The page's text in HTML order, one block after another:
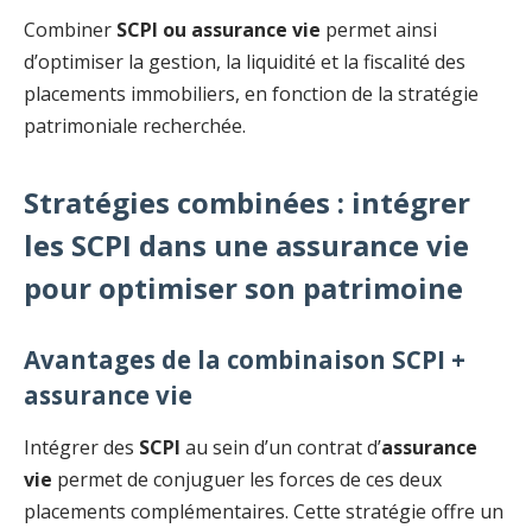
Combiner SCPI ou assurance vie permet ainsi
d’optimiser la gestion, la liquidité et la fiscalité des
placements immobiliers, en fonction de la stratégie
patrimoniale recherchée.
Stratégies combinées : intégrer
les SCPI dans une assurance vie
pour optimiser son patrimoine
Avantages de la combinaison SCPI +
assurance vie
Intégrer des SCPI au sein d’un contrat d’assurance
vie permet de conjuguer les forces de ces deux
placements complémentaires. Cette stratégie offre un